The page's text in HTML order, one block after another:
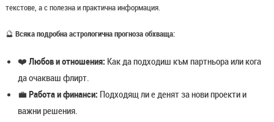
текстове, а с полезна и практична информация.
🔮 Всяка подробна астрологична прогноза обхваща:
❤️ Любов и отношения: Как да подходиш към партньора или кога
да очакваш флирт.
💼 Работа и финанси: Подходящ ли е денят за нови проекти и
важни решения.